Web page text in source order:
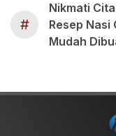
#
Nikmati
Resep Nasi
Mudah